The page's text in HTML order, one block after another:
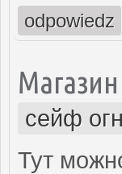
odpowiedz
сейф
Тут